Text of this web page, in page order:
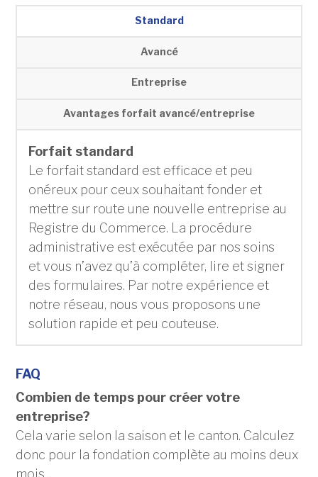
Standard
Avancé
Entreprise
Avantages forfait avancé/entreprise
Forfait standard
Le forfait standard est efficace et peu
onéreux pour ceux souhaitant fonder et
mettre sur route une nouvelle entreprise au
Registre du Commerce. La procédure
administrative est exécutée par nos soins
et vous n’avez qu’à compléter, lire et signer
des formulaires. Par notre expérience et
notre réseau, nous vous proposons une
solution rapide et peu couteuse.
FAQ
Combien de temps pour créer votre
entreprise?
Cela varie selon la saison et le canton. Calculez
donc pour la fondation complète au moins deux